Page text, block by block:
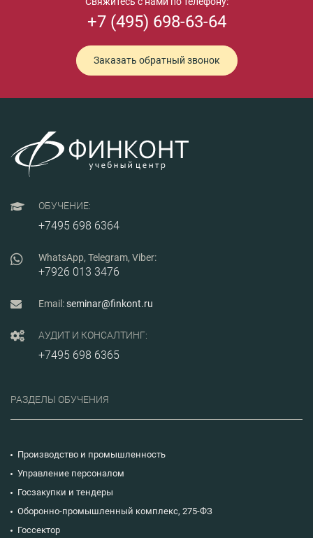
+7 (495) 698-63-64
Заказать обратный звонок
ОБУЧЕНИЕ:
+7495 698 6364
WhatsApp, Telegram, Viber:
+7926 013 3476
Email:seminar@finkont.ru
АУДИТ И КОНСАЛТИНГ:
+7495 698 6365
РАЗДЕЛЫ ОБУЧЕНИЯ
Производство и промышленность
Управление персоналом
Госзакупки и тендеры
Оборонно-промышленный комплекс, 275-ФЗ
Госсектор